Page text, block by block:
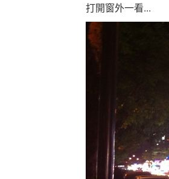
打開窗外一看...